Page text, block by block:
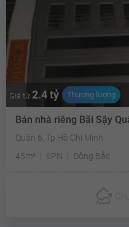
Giá từ 2.4 tỷ Thương lượng
Bán nhà riêng Bãi Sậy
Quận 6, Tp Hồ Chí Minh
45m²
6PN Đông Bắc